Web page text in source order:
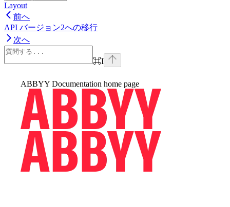
Layout
前へ
API バージョン2への移行
次へ
⌘I
ABBYY Documentation home page